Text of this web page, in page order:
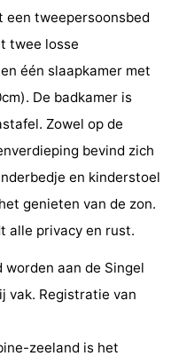
een tweepersoonsbed
twee losse
één slaapkamer met
De badkamer is
Zowel op de
bevind zich
en kinderstoel
genieten van de zon.
alle privacy en rust.
aan de Singel
vak. Registratie van
zeeland is het